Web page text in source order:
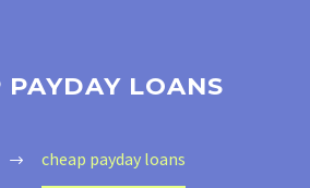
PAYDAY LOANS
cheap payday loans